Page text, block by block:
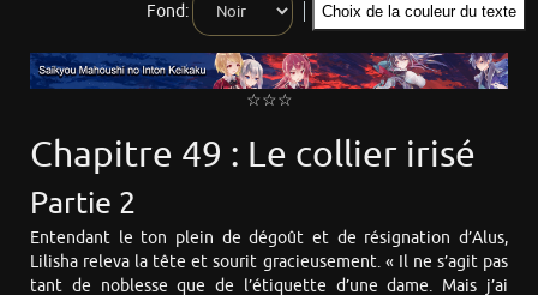
Fond: Choix de la couleur du texte
☆☆☆
Chapitre 49 : Le collier irisé
Partie 2
Entendant le ton plein de dégoût et de résignation d’Alus,
Lilisha releva la tête et sourit gracieusement. « Il ne s’agit pas
tant de noblesse que de l’étiquette d’une dame. Mais j’ai